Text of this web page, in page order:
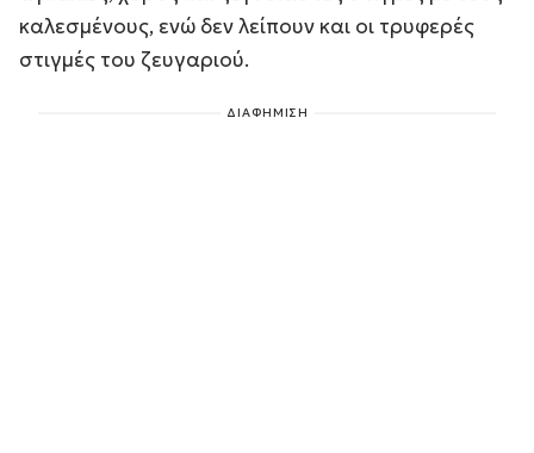
καλεσμένους, ενώ δεν λείπουν και οι τρυφερές
στιγμές του ζευγαριού.
ΔΙΑΦΗΜΙΣΗ